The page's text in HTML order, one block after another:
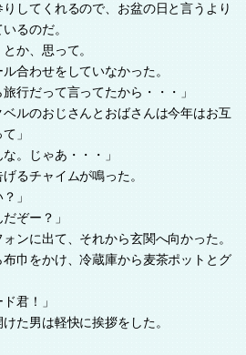
してくれるので、お盆の日と言うより
るのだ。
か、思って。
合わせをしていなかった。
行だって言ってたから・・・」
ベルのおじさんとおばさんは今年はお互
」
。じゃあ・・・」
るチャイムが鳴った。
」
ぞー？」
ンに出て、それから玄関へ向かった。
巾をかけ、冷蔵庫から麦茶ポットとグ
君！」
た男は軽快に挨拶をした。